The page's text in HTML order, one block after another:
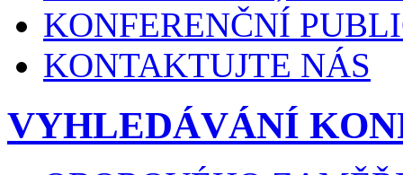
KONFERENČNÍ
KONTAKTUJTE NÁS
VYHLEDÁVÁNÍ